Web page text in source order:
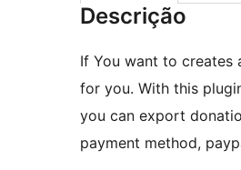
Descrição
If You want to
for you. With this
you can export
payment method,